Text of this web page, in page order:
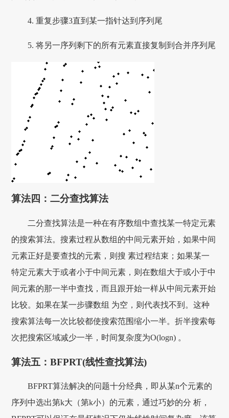
4. 重复步骤3直到某一指针达到序列尾
5. 将另一序列剩下的所有元素直接复制到合并序列尾
算法四：二分查找算法
二分查找算法是一种在有序数组中查找某一特定元素
的搜索算法。搜素过程从数组的中间元素开始，如果中间
元素正好是要查找的元素，则搜 素过程结束；如果某一
特定元素大于或者小于中间元素，则在数组大于或小于中
间元素的那一半中查找，而且跟开始一样从中间元素开始
比较。如果在某一步骤数组 为空，则代表找不到。这种
搜索算法每一次比较都使搜索范围缩小一半。折半搜索每
次把搜索区域减少一半，时间复杂度为Ο(logn) 。
算法五：BFPRT(线性查找算法)
BFPRT算法解决的问题十分经典，即从某n个元素的
序列中选出第k大（第k小）的元素，通过巧妙的分 析，